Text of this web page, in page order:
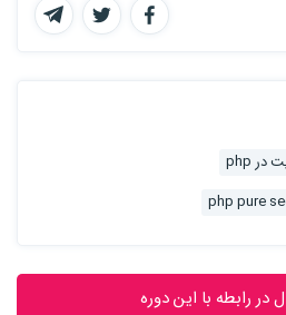
رابطه با این دوره